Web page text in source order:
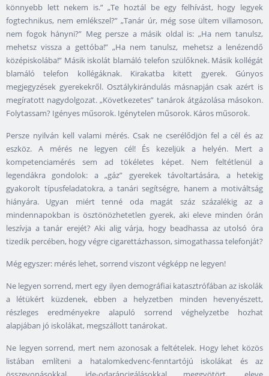
könnyebb lett nekem is.” „Te hoztál be egy felhívást, hogy legyek
fogtechnikus, nem emlékszel?” „Tanár úr, még sose ültem villamoson,
nem fogok hányni?” Meg persze a másik oldal is: „Ha nem tanulsz,
mehetsz vissza a gettóba!” „Ha nem tanulsz, mehetsz a lenézendő
középiskolába!” Másik iskolát blamáló telefon szülőknek. Másik kollégát
blamáló telefon kollégáknak. Kirakatba kitett gyerek. Gúnyos
megjegyzések gyerekekről. Osztálykirándulás másnapján csak azért is
megíratott nagydolgozat. „Következetes” tanárok átgázolása másokon.
Folytassam? Igényes műsorok. Igénytelen műsorok. Káros műsorok.
Persze nyilván kell valami mérés. Csak ne cserélődjön fel a cél és az
eszköz. A mérés ne legyen cél! És kezeljük a helyén. Mert a
kompetenciamérés sem ad tökéletes képet. Nem feltétlenül a
legendákra gondolok: a „gáz” gyerekek távoltartására, a hetekig
gyakorolt típusfeladatokra, a tanári segítségre, hanem a motiváltság
hiányára. Ugyan miért tenné oda magát száz százalékig az a
mindennapokban is ösztönözhetetlen gyerek, aki eleve minden órán
leszívja a tanár erejét? Aki alig várja, hogy beadhassa az utolsó óra
tizedik percében, hogy végre cigarettázhasson, simogathassa telefonját?
Még egyszer: mérés lehet, sorrend viszont végképp ne legyen!
Ne legyen sorrend, mert egy ilyen demográfiai katasztrófában az iskolák
a létükért küzdenek, ebben a helyzetben minden hevenyészett,
részleges eredményekre alapuló sorrend véghelyzetbe hozhat
alapjában jó iskolákat, megszállott tanárokat.
Ne legyen sorrend, mert nem azonosak a feltételek. Hogy lehet közös
listában említeni a hatalomkedvenc-fenntartójú iskolákat és az